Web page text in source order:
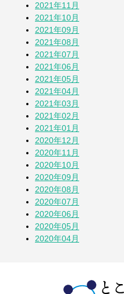
2021年11月
2021年10月
2021年09月
2021年08月
2021年07月
2021年06月
2021年05月
2021年04月
2021年03月
2021年02月
2021年01月
2020年12月
2020年11月
2020年10月
2020年09月
2020年08月
2020年07月
2020年06月
2020年05月
2020年04月